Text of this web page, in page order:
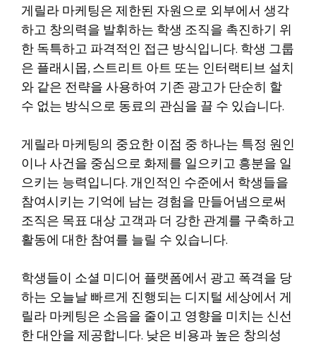
게릴라 마케팅은 제한된 자원으로 외부에서 생각
하고 창의력을 발휘하는 학생 조직을 촉진하기 위
한 독특하고 파격적인 접근 방식입니다. 학생 그룹
은 플래시몹, 스트리트 아트 또는 인터랙티브 설치
와 같은 전략을 사용하여 기존 광고가 단순히 할
수 없는 방식으로 동료의 관심을 끌 수 있습니다.
게릴라 마케팅의 중요한 이점 중 하나는 특정 원인
이나 사건을 중심으로 화제를 일으키고 흥분을 일
으키는 능력입니다. 개인적인 수준에서 학생들을
참여시키는 기억에 남는 경험을 만들어냄으로써
조직은 목표 대상 고객과 더 강한 관계를 구축하고
활동에 대한 참여를 늘릴 수 있습니다.
학생들이 소셜 미디어 플랫폼에서 광고 폭격을 당
하는 오늘날 빠르게 진행되는 디지털 세상에서 게
릴라 마케팅은 소음을 줄이고 영향을 미치는 신선
한 대안을 제공합니다. 낮은 비용과 높은 창의성